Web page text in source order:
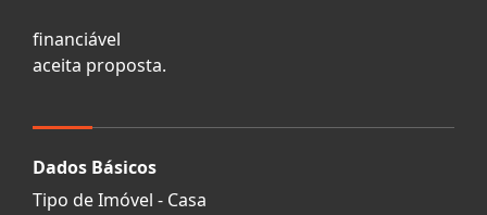
financiável
aceita proposta.
Dados Básicos
Tipo de Imóvel - Casa